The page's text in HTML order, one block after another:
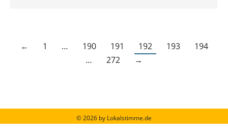
← 1 … 190 191 192 193
194
…
272 →
© 2026 by Lokalstimme.de
Werbung schalten|Impressum|Barrierefreiheit|